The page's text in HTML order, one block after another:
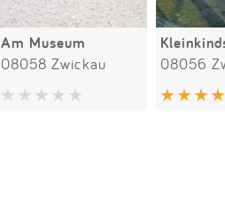
Am Museum
08058 Zwickau 08056